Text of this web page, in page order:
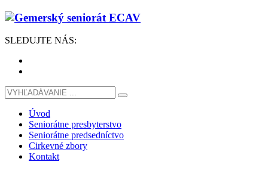
SLEDUJTE NÁS:
Úvod
Seniorátne presbyterstvo
Seniorátne predsedníctvo
Cirkevné zbory
Kontakt